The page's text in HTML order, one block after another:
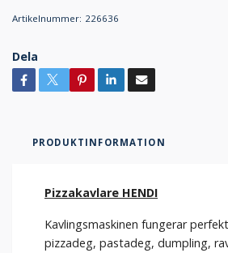
Artikelnummer: 226636
Dela
PRODUKTINFORMATION
Pizzakavlare HENDI
Kavlingsmaskinen fungerar
pizzadeg, pastadeg, dumpling,